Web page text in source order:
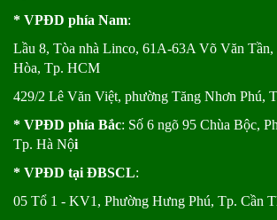
* VPĐD phía Nam:
Lầu 8, Tòa nhà Linco, 61A-63A Võ Văn Tần,
Hòa, Tp. HCM
429/2 Lê Văn Việt, phường Tăng Nhơn Phú,
* VPĐD phía Bắc: Số 6 ngõ 95 Chùa Bộc,
Tp. Hà Nội
* VPĐD tại ĐBSCL:
05 Tổ 1 - KV1, Phường Hưng Phú, Tp. Cần